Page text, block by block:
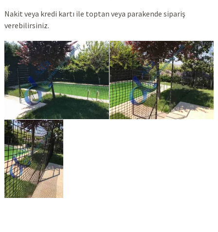
Nakit veya kredi kartı ile toptan veya parakende sipariş
verebilirsiniz.